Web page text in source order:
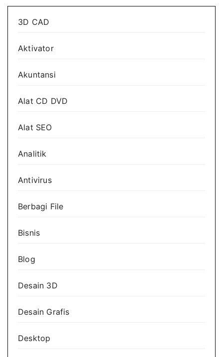
3D CAD
Aktivator
Akuntansi
Alat CD DVD
Alat SEO
Analitik
Antivirus
Berbagi File
Bisnis
Blog
Desain 3D
Desain Grafis
Desktop